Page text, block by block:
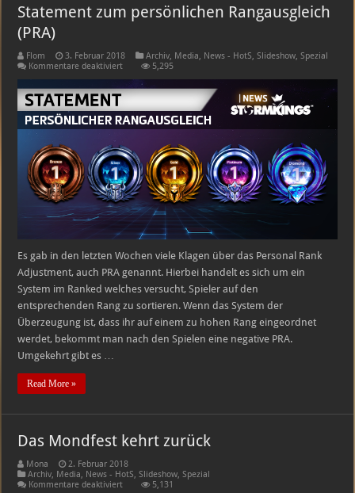
Statement zum persönlichen Rangausgleich
(PRA)
Flom 3. Februar 2018 Archiv, Media, News - HotS,Slideshow,Spezial
Kommentare deaktiviertfür
zum
persönlichen
Rangausgleich
(PRA)
5,295
Es gab in den letzten Wochen viele Klagen über das Personal Rank
Adjustment, auch PRA genannt. Hierbei handelt es sich um ein
System im Ranked welches versucht, Spieler auf den
entsprechenden Rang zu sortieren. Wenn das System der
Überzeugung ist, dass ihr auf einem zu hohen Rang eingeordnet
werdet, bekommt man nach den Spielen eine negative PRA.
Umgekehrt gibt es …
Read More »
Das Mondfest kehrt zurück
Mona
2. Februar 2018
Archiv, Media, News - HotS,Slideshow,Spezial
Kommentare deaktiviertfür
5,131